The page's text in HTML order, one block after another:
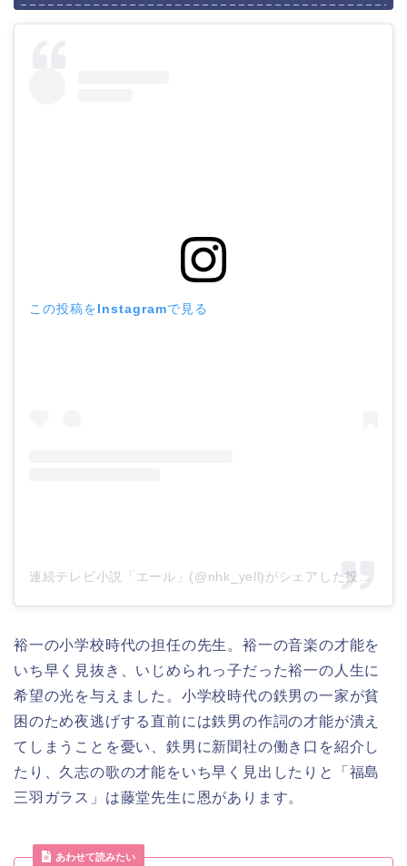
この投稿をInstagramで見る
裕一の小学校時代の担任の先生。裕一の音楽の才能を
いち早く見抜き、いじめられっ子だった裕一の人生に
希望の光を与えました。小学校時代の鉄男の一家が貧
困のため夜逃げする直前には鉄男の作詞の才能が潰え
てしまうことを憂い、鉄男に新聞社の働き口を紹介し
たり、久志の歌の才能をいち早く見出したりと「福島
三羽ガラス」は藤堂先生に恩があります。
あわせて読みたい